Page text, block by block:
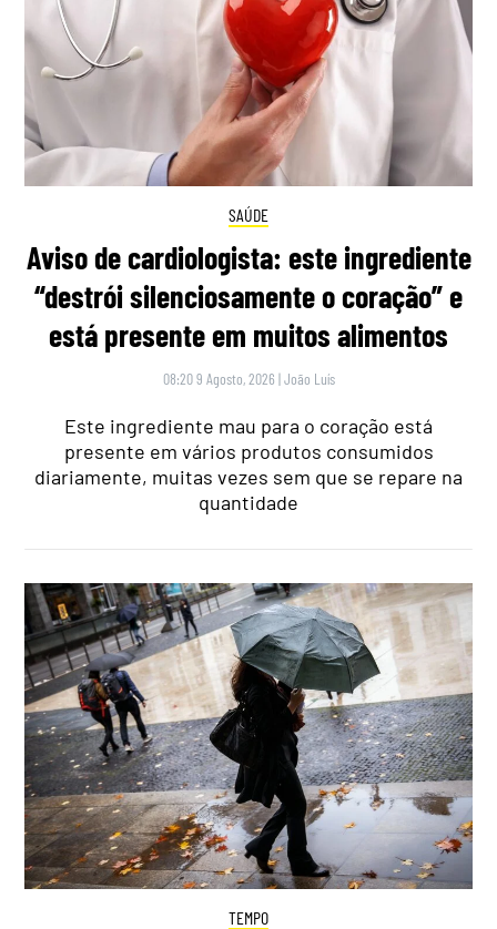
SAÚDE
Aviso de cardiologista: este ingrediente
“destrói silenciosamente o coração” e
está presente em muitos alimentos
08:20 9 Agosto, 2026 |João Luís
Este ingrediente mau para o coração está
presente em vários produtos consumidos
diariamente, muitas vezes sem que se repare na
quantidade
TEMPO